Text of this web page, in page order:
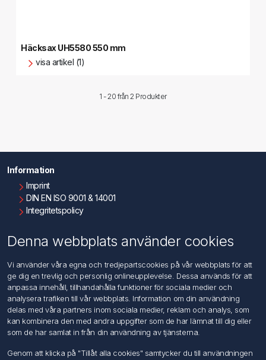
Häcksax UH5580 550 mm
visa artikel (1)
1 - 20 från2 Produkter
Information
Imprint
DIN EN ISO 9001 & 14001
Integritetspolicy
Kontakta oss
Kundtjänst
Sök
Mitt konto
Denna webbplats använder cookies
Vi använder våra egna och tredjepartscookies på vår webbplats för att
ge dig en trevlig och personlig onlineupplevelse. Dessa används för att
anpassa innehåll, tillhandahålla funktioner för sociala medier och
analysera trafiken till vår webbplats. Information om din användning
delas med våra partners inom sociala medier, reklam och analys, som
kan kombinera den med andra uppgifter som de har lämnat till dig eller
som de har samlat in från din användning av tjänsterna.
Genom att klicka på "Tillåt alla cookies" samtycker du till användningen